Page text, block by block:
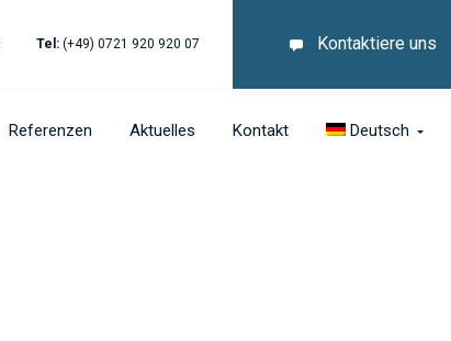
Tel: (+49) 0721 920 920 07 Kontaktiere uns
Referenzen Aktuelles Kontakt Deutsch